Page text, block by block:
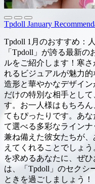
Tpdoll January
Tpdoll 1月のおすすめ：
「Tpdoll」が誇る最新
ルをご紹介します！寒
れるビジュアルが魅力
造形と華やかなデザイ
だけの特別な相手とし
す。お一人様はもちろ
てもぴったりです。あ
て選べる多彩なライン
兼ね備えた彼女たちが
えてくれることでしょ
を求めるあなたに、ぜ
は、「Tpdoll」のセクシ
ときを過ごしましょう